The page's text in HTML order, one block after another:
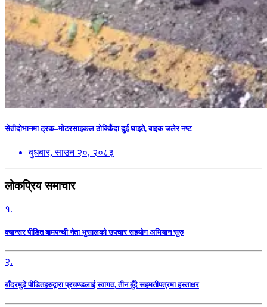
सेतीदोभानमा ट्रक–मोटरसाइकल ठोक्किँदा दुई घाइते, बाइक जलेर नष्ट
बुधबार, साउन २०, २०८३
लोकप्रिय समाचार
१.
क्यान्सर पीडित बामपन्थी नेता भुसालकाे उपचार सहयोग अभियान सुरु
२.
बाँदरमुढे पीडितहरुद्वारा प्रचण्डलाई स्वागत, तीन बुँदे सहमतीपत्रमा हस्ताक्षर